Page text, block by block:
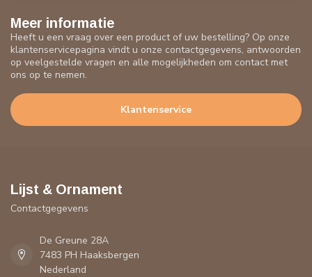
Meer informatie
Heeft u een vraag over een product of uw bestelling? Op onze
klantenservicepagina vindt u onze contactgegevens, antwoorden
op veelgestelde vragen en alle mogelijkheden om contact met
ons op te nemen.
Klantenservice
Lijst & Ornament
Contactgegevens
De Greune 28A
7483 PH Haaksbergen
Nederland